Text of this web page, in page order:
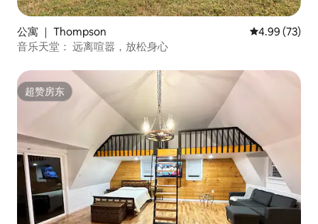
公寓 ｜ Thompson 平均评分
4.99 (73)
音乐天堂： 远离喧嚣，放松身心
超赞房东
超赞房东